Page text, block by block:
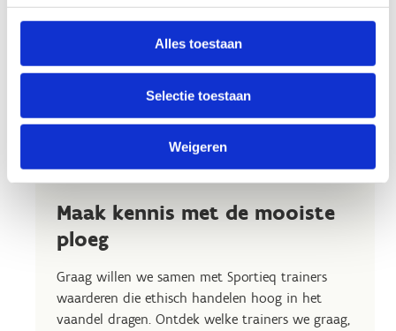
Alles toestaan
Selectie toestaan
Weigeren
Maak kennis met de mooiste
ploeg
Graag willen we samen met Sportieq trainers
waarderen die ethisch handelen hoog in het
vaandel dragen. Ontdek welke trainers we graag,